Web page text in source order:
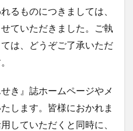
るものにつきましては、
ていただきました。ご執
は、どうぞご了承いただ
き』誌ホームページやメ
します。皆様におかれま
していただくと同時に、